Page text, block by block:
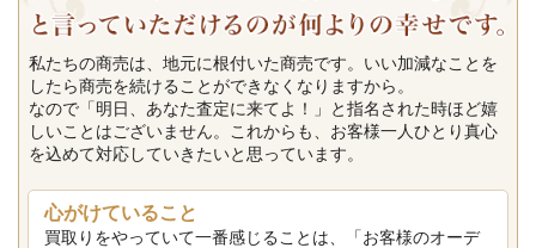
私たちの商売は、地元に根付いた商売です。いい加減なことを
したら商売を続けることができなくなりますから。
なので「明日、あなた査定に来てよ！」と指名された時ほど嬉
しいことはございません。これからも、お客様一人ひとり真心
を込めて対応していきたいと思っています。
心がけていること
買取りをやっていて一番感じることは、「お客様のオーデ